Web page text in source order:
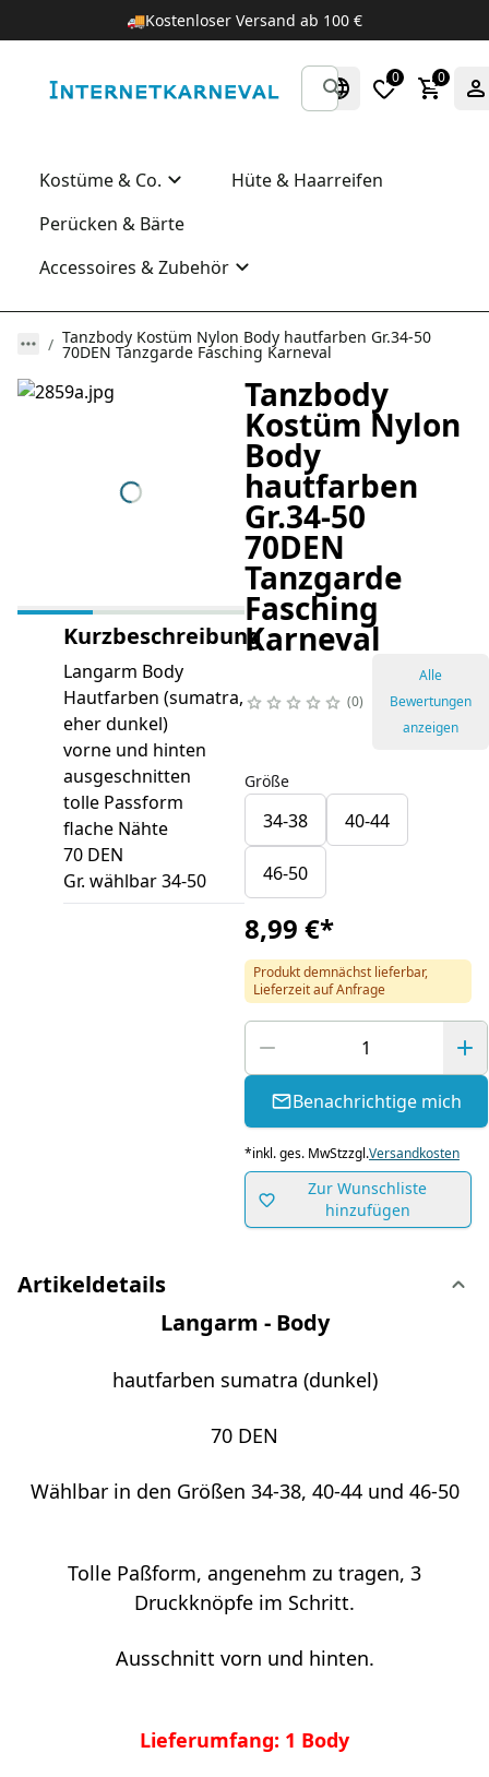
🚚Kostenloser Versand ab 100 €
0 0
Kostüme & Co.
Hüte & Haarreifen
Perücken & Bärte
Accessoires & Zubehör
Tanzbody Kostüm Nylon Body hautfarben Gr.34-50
70DEN Tanzgarde Fasching Karneval
Kurzbeschreibung
Langarm Body
Hautfarben (sumatra,
eher dunkel)
vorne und hinten
ausgeschnitten
tolle Passform
flache Nähte
70 DEN
Gr. wählbar 34-50
Tanzbody
Kostüm Nylon
Body
hautfarben
Gr.34-50
70DEN
Tanzgarde
Fasching
Karneval
0
Alle
Bewertungen
anzeigen
Größe
34-38 40-44
46-50
8,99 €*
Produkt demnächst lieferbar,
Lieferzeit auf Anfrage
Benachrichtige mich
*inkl. ges. MwStzzgl.Versandkosten
Zur Wunschliste
hinzufügen
Artikeldetails
Langarm - Body
hautfarben sumatra (dunkel)
70 DEN
Wählbar in den Größen 34-38, 40-44 und 46-50
Tolle Paßform, angenehm zu tragen, 3
Druckknöpfe im Schritt.
Ausschnitt vorn und hinten.
Lieferumfang: 1 Body